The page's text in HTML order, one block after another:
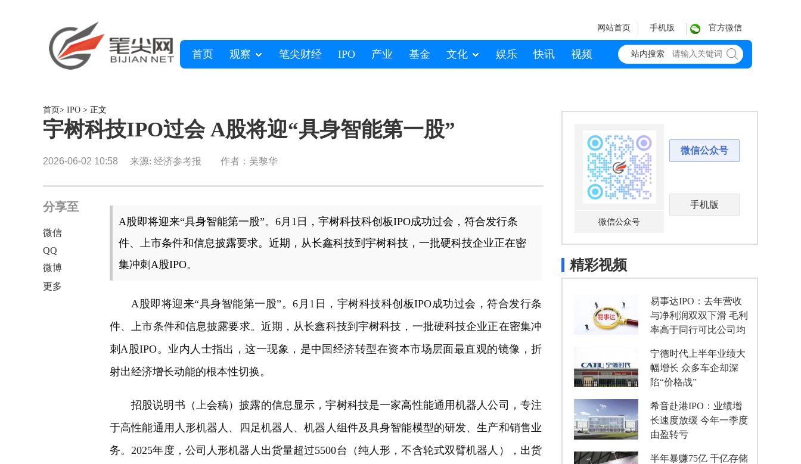
网站首页 手机版 官方微信
首页 观察 笔尖财经 IPO 产业 基金 文化 娱乐 快讯 视频 站内搜索
首页> IPO > 正文
宇树科技IPO过会 A股将迎“具身智能第一股”
2026-06-02 10:58 来源: 经济参考报 作者：吴黎华
分享至
微信
QQ
微博
更多
A股即将迎来“具身智能第一股”。6月1日，宇树科技科创板IPO成功过会，符合发行条
件、上市条件和信息披露要求。近期，从长鑫科技到宇树科技，一批硬科技企业正在密
集冲刺A股IPO。
A股即将迎来“具身智能第一股”。6月1日，宇树科技科创板IPO成功过会，符合发行条
件、上市条件和信息披露要求。近期，从长鑫科技到宇树科技，一批硬科技企业正在密集冲
刺A股IPO。业内人士指出，这一现象，是中国经济转型在资本市场层面最直观的镜像，折
射出经济增长动能的根本性切换。
招股说明书（上会稿）披露的信息显示，宇树科技是一家高性能通用机器人公司，专注
于高性能通用人形机器人、四足机器人、机器人组件及具身智能模型的研发、生产和销售业
务。2025年度，公司人形机器人出货量超过5500台（纯人形，不含轮式双臂机器人），出货
微信公众号
微信公众号
手机版
精彩视频
易事达IPO：去年营收
与净利润双双下滑 毛利
率高于同行可比公司均
宁德时代上半年业绩大
幅增长 众多车企却深
陷“价格战”
希音赴港IPO：业绩增
长速度放缓 今年一季度
由盈转亏
半年暴赚75亿 千亿存储